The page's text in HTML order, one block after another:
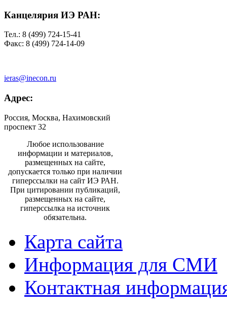
Канцелярия ИЭ РАН:
Тел.: 8 (499) 724-15-41
Факс: 8 (499) 724-14-09
ieras@inecon.ru
Адрес:
Россия, Москва, Нахимовский
проспект 32
Любое использование
информации и материалов,
размещенных на сайте,
допускается только при наличии
гиперссылки на сайт ИЭ РАН.
При цитировании публикаций,
размещенных на сайте,
гиперссылка на источник
обязательна.
Карта сайта
Информация для СМИ
Контактная